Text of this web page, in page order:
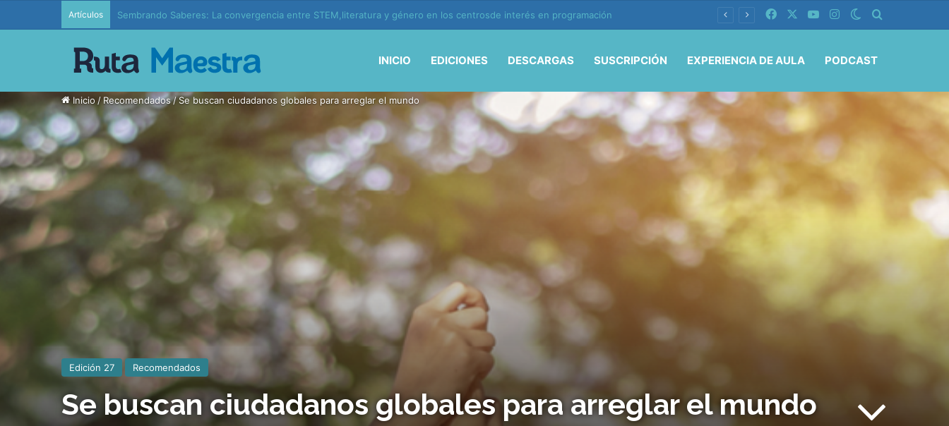
Artículos Edición 37 – Generaciones conectadas: educación y vida en la era de la IA FacebookYouTubeInstagramSwitch skin
INICIO EDICIONES DESCARGAS SUSCRIPCIÓN EXPERIENCIA DE AULA PODCAST
Inicio / Recomendados/Se buscan ciudadanos globales para arreglar el mundo
Edición 27 Recomendados
Se buscan ciudadanos globales para arreglar el mundo